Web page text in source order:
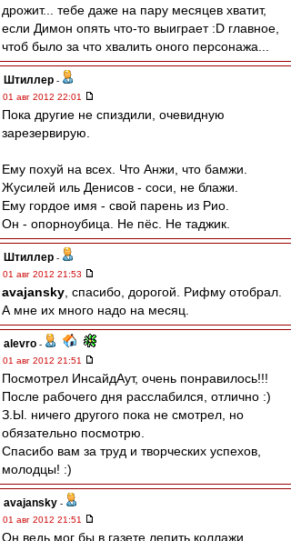
дрожит... тебе даже на пару месяцев хватит,
если Димон опять что-то выиграет :D главное,
чтоб было за что хвалить оного персонажа...
Штиллер -
01 авг 2012 22:01
Пока другие не спиздили, очевидную
зарезервирую.
Ему похуй на всех. Что Анжи, что бамжи.
Жусилей иль Денисов - соси, не блажи.
Ему гордое имя - свой парень из Рио.
Он - опорноубица. Не пёс. Не таджик.
Штиллер -
01 авг 2012 21:53
avajansky , спасибо, дорогой. Рифму отобрал.
А мне их много надо на месяц.
alevro -
01 авг 2012 21:51
Посмотрел ИнсайдАут, очень понравилось!!!
После рабочего дня расслабился, отлично :)
З.Ы. ничего другого пока не смотрел, но
обязательно посмотрю.
Спасибо вам за труд и творческих успехов,
молодцы! :)
avajansky -
01 авг 2012 21:51
Он ведь мог бы в газете лепить коллажи,